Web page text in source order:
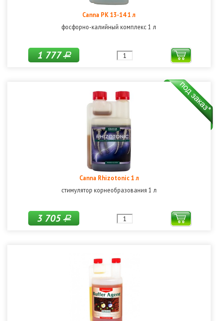
Canna PK 13-14 1 л
фосфорно-калийный комплекс 1 л
1 777Р
Canna Rhizotonic 1 л
стимулятор корнеобразования 1 л
3 705Р